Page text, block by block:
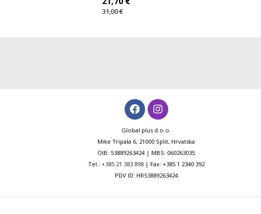
31,00€
Global plus d.o.o.
Mike Tripala 6, 21000 Split, Hrvatska
OIB: 53889263424 | MBS: 060263035
Tel.: +385 21 383 898| Fax: +385 1 2340 392
PDV ID: HR53889263424